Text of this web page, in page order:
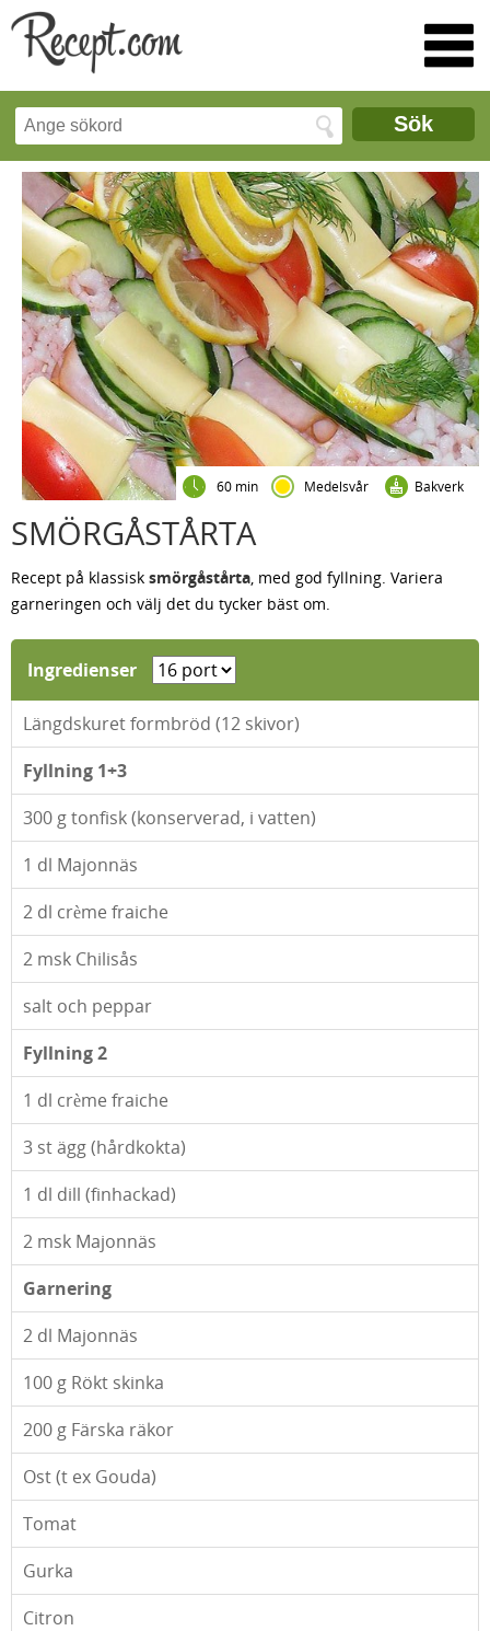
Sök
60 min Medelsvår Bakverk
SMÖRGÅSTÅRTA
Recept på klassisk smörgåstårta, med god fyllning. Variera
garneringen och välj det du tycker bäst om.
Ingredienser
Längdskuret formbröd (12 skivor)
Fyllning 1+3
300 g tonfisk (konserverad, i vatten)
1 dl Majonnäs
2 dl crème fraiche
2 msk Chilisås
salt och peppar
Fyllning 2
1 dl crème fraiche
3 st ägg (hårdkokta)
1 dl dill (finhackad)
2 msk Majonnäs
Garnering
2 dl Majonnäs
100 g Rökt skinka
200 g Färska räkor
Ost (t ex Gouda)
Tomat
Gurka
Citron